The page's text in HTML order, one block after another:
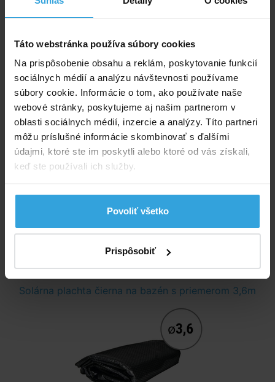
Táto webstránka používa súbory cookies
Na prispôsobenie obsahu a reklám, poskytovanie funkcií
sociálnych médií a analýzu návštevnosti používame
súbory cookie. Informácie o tom, ako používate naše
webové stránky, poskytujeme aj našim partnerom v
oblasti sociálnych médií, inzercie a analýzy. Títo partneri
môžu príslušné informácie skombinovať s ďalšími
údajmi, ktoré ste im poskytli alebo ktoré od vás získali,
keď ste používali ich služby.
Povoliť všetko
Prispôsobiť
37,08 EUR
Solárna plachta modrá na bazén s priemerom 3,6m
Skladom > 50 ks
v stredu u vás
29,63 EUR
do košíka
Solárna plachta čierna na bazén s priemerom 3,6m